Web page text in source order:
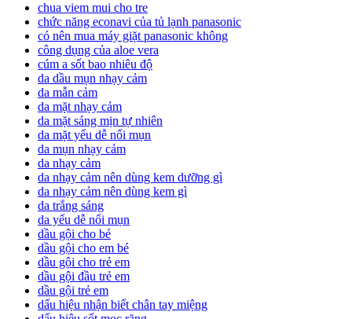
chua viem mui cho tre
chức năng econavi của tủ lạnh panasonic
có nên mua máy giặt panasonic không
công dụng của aloe vera
cúm a sốt bao nhiêu độ
da dầu mụn nhạy cảm
da mẫn cảm
da mặt nhạy cảm
da mặt sáng mịn tự nhiên
da mặt yếu dễ nổi mụn
da mụn nhạy cảm
da nhạy cảm
da nhạy cảm nên dùng kem dưỡng gì
da nhạy cảm nên dùng kem gì
da trắng sáng
da yếu dễ nổi mụn
dầu gội cho bé
dầu gội cho em bé
dầu gội cho trẻ em
dầu gội đầu trẻ em
dầu gội trẻ em
dấu hiệu nhận biết chân tay miệng